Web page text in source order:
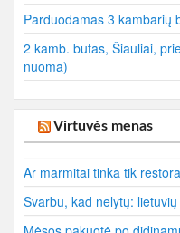
Parduodamas 3 kambarių
2 kamb. butas, Šiauliai,
nuoma)
Virtuvės menas
Ar marmitai tinka tik
Svarbu, kad nelytų: